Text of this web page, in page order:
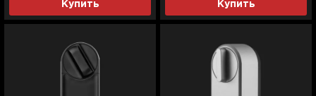
Купить Купить